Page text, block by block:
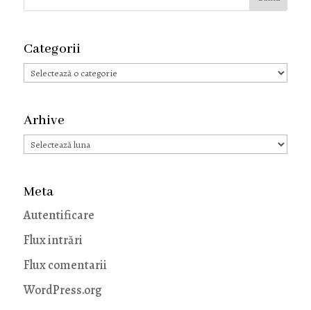
Categorii
Categorii
Arhive
Arhive
Meta
Autentificare
Flux intrări
Flux comentarii
WordPress.org